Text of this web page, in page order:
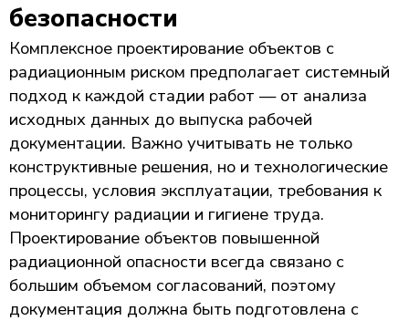
безопасности
Комплексное проектирование объектов с
радиационным риском предполагает системный
подход к каждой стадии работ — от анализа
исходных данных до выпуска рабочей
документации. Важно учитывать не только
конструктивные решения, но и технологические
процессы, условия эксплуатации, требования к
мониторингу радиации и гигиене труда.
Проектирование объектов повышенной
радиационной опасности всегда связано с
большим объемом согласований, поэтому
документация должна быть подготовлена с